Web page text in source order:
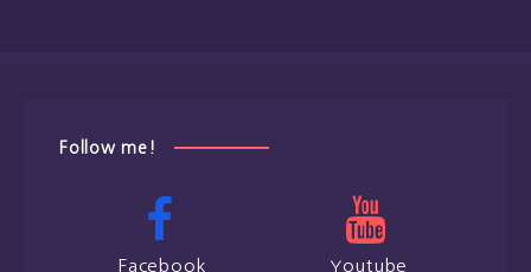
Follow me!
Facebook Youtube